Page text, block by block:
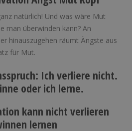
natürlich! Und was wäre Mut
man überwinden kann? An
hinauszugehen räumt Ängste aus
für Mut.
Ich verliere nicht.
oder ich lerne.